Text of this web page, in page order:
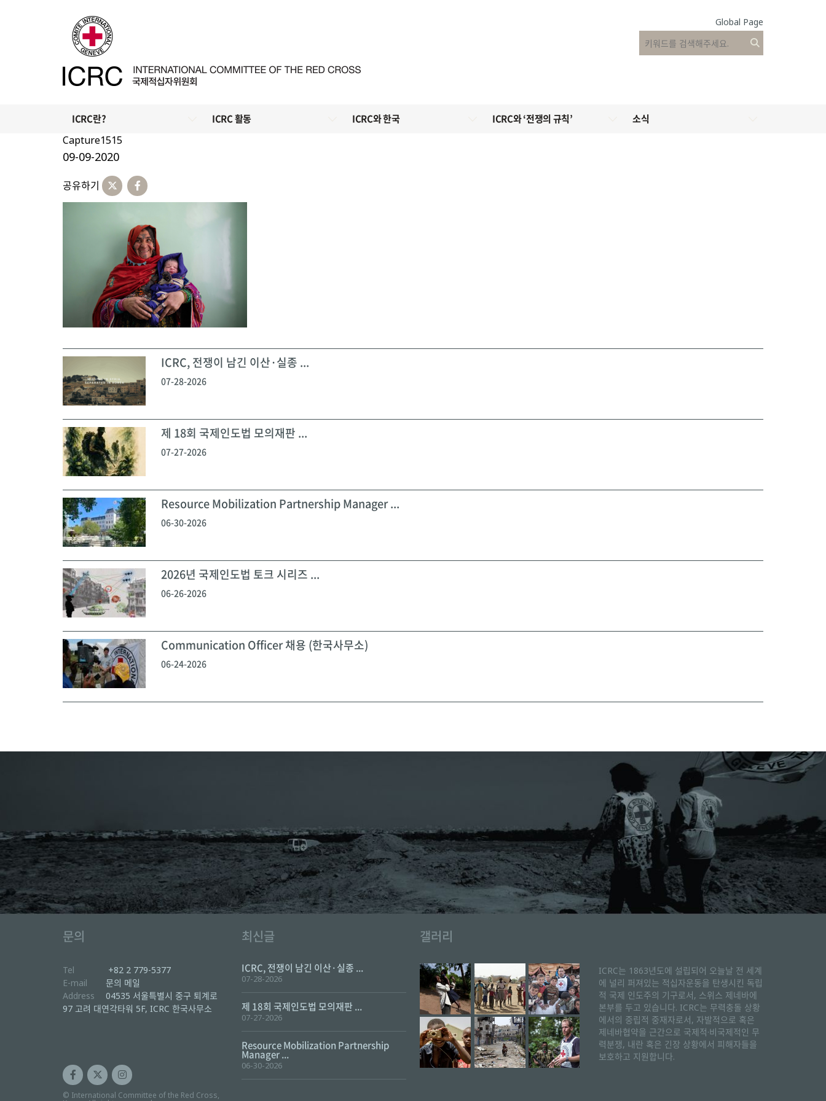
Global Page
ICRC란? ICRC 활동 ICRC와 한국 ICRC와 ‘전쟁의 규칙’
소식
Capture1515
09-09-2020
공유하기
ICRC, 전쟁이 남긴 이산·실종 ...
07-28-2026
제 18회 국제인도법 모의재판 ...
07-27-2026
Resource Mobilization Partnership Manager ...
06-30-2026
2026년 국제인도법 토크 시리즈 ...
06-26-2026
Communication Officer 채용 (한국사무소)
06-24-2026
문의
Tel
+82 2 779-5377
E-mail
문의 메일
Address
04535 서울특별시 중구 퇴계로
97 고려 대연각타워 5F, ICRC 한국사무소
© International Committee of the Red Cross,
최신글
ICRC, 전쟁이 남긴 이산·실종 ...
07-28-2026
제 18회 국제인도법 모의재판 ...
07-27-2026
Resource Mobilization Partnership
Manager ...
06-30-2026
갤러리
ICRC는 1863년도에 설립되어 오늘날 전 세계
에 널리 퍼져있는 적십자운동을 탄생시킨 독립
적 국제 인도주의 기구로서, 스위스 제네바에
본부를 두고 있습니다. ICRC는 무력충돌 상황
에서의 중립적 중재자로서, 자발적으로 혹은
제네바협약을 근간으로 국제적·비국제적인 무
력분쟁, 내란 혹은 긴장 상황에서 피해자들을
보호하고 지원합니다.